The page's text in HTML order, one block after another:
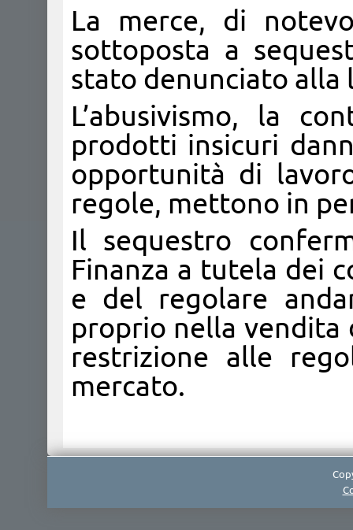
La merce, di
sottoposta a
stato denunciato alla
L’abusivismo, la
prodotti insicuri
opportunità di
regole, mettono in
Il sequestro
Finanza a tutela dei
e del regolare
proprio nella
restrizione alle
mercato.